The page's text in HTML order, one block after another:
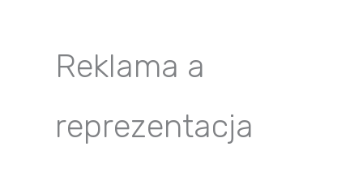
Reklama a
reprezentacja